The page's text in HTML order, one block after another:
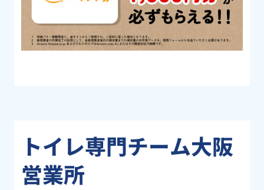
トイレ専門チーム大阪
営業所